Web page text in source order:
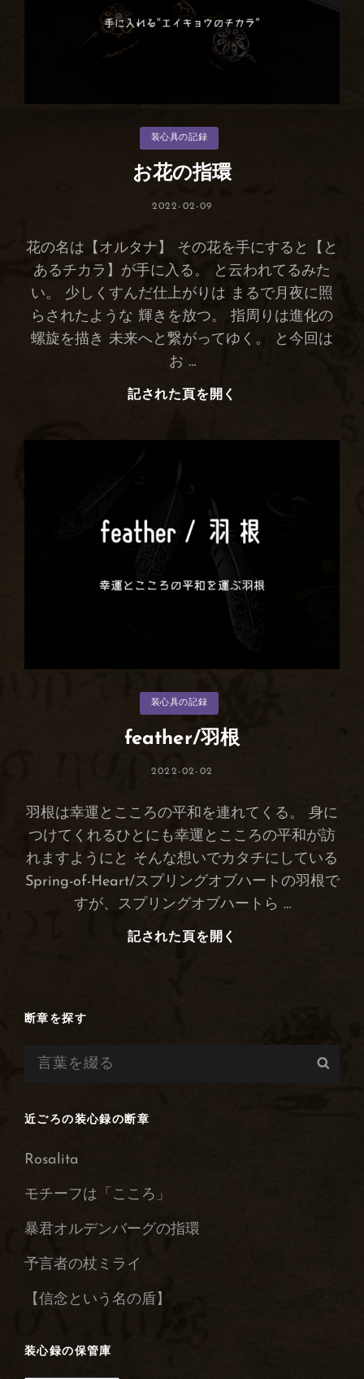
ン
ハ
ー
リ
ー
装心具の記録
お花の指環
投
2022-02-09
花の名は【オルタナ】 その花を手にすると【と
あるチカラ】が手に入る。 と云われてるみた
い。 少しくすんだ仕上がりは まるで月夜に照
らされたような 輝きを放つ。 指周りは進化の
螺旋を描き 未来へと繋がってゆく。 と今回は
お …
記された頁を開く
ー
装心具の記録
feather/羽根
投
2022-02-02
羽根は幸運とこころの平和を連れてくる。 身に
つけてくれるひとにも幸運とこころの平和が訪
れますようにと そんな想いでカタチにしている
Spring-of-Heart/スプリングオブハートの羽根で
すが、スプリングオブハートら …
記された頁を開く
断章を探す
検
近ごろの装心録の断章
Rosalita
モチーフは「こころ」
暴君オルデンバーグの指環
予言者の杖ミライ
【信念という名の盾】
装心録の保管庫